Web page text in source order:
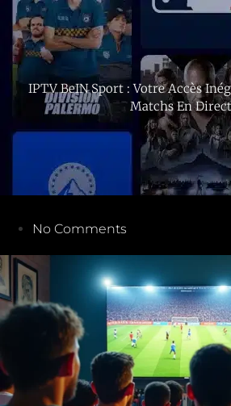
IPTV BeIN Sport : Votre Accès
Matchs En Direct
No Comments